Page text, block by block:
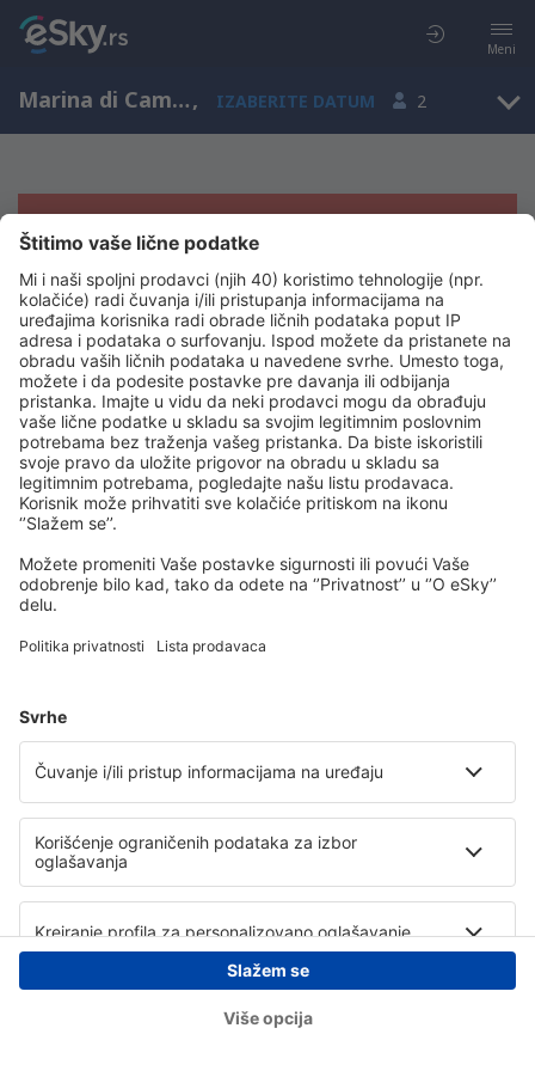
Meni
Marina di Campo, Toskana, Italija, IZABERITE DATUM 2
Žao nam je, ne možemo da prikažemo
rezultate
Pokušajte još jednom kad izaberete druge kriterijume
Copyright © eSky.rs. Sva prava zadržana.